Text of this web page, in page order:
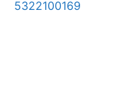
5322100169